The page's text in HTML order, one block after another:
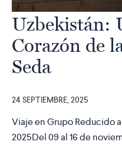
Uzbekistán:
Corazón de
Seda
24 SEPTIEMBRE, 2025
Viaje en Grupo Reducido
2025Del 09 al 16 de